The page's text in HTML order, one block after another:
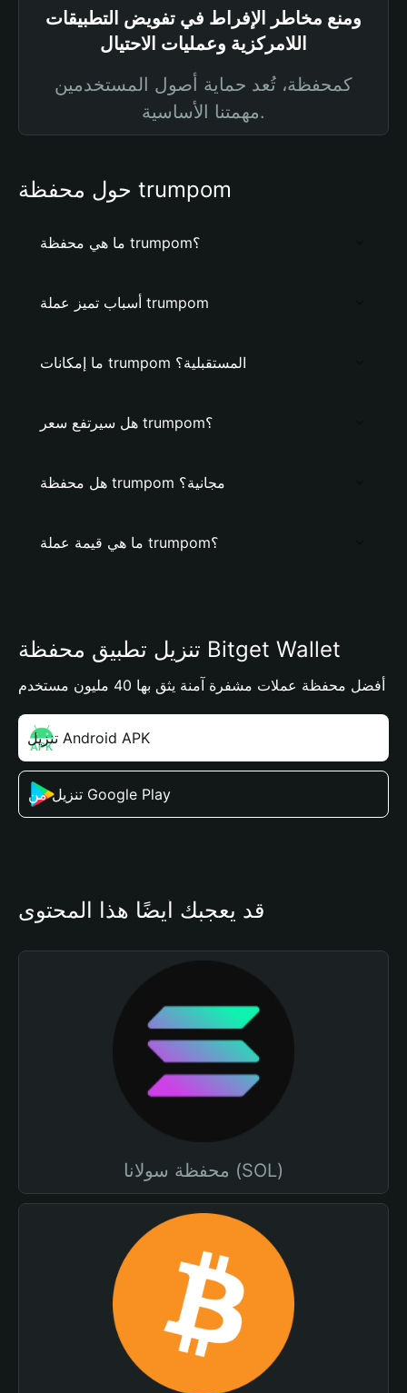
ومنع مخاطر الإفراط في تفويض التطبيقات
اللامركزية وعمليات الاحتيال
كمحفظة، تُعد حماية أصول المستخدمين
مهمتنا الأساسية.
حول محفظة trumpom
ما هي محفظة trumpom؟
أسباب تميز عملة trumpom
ما إمكانات trumpom المستقبلية؟
هل سيرتفع سعر trumpom؟
هل محفظة trumpom مجانية؟
ما هي قيمة عملة trumpom؟
تنزيل تطبيق محفظة Bitget Wallet
أفضل محفظة عملات مشفرة آمنة يثق بها 40 مليون مستخدم
تنزيل Android APK
تنزيل من Google Play
قد يعجبك أيضًا هذا المحتوى
محفظة سولانا (SOL)